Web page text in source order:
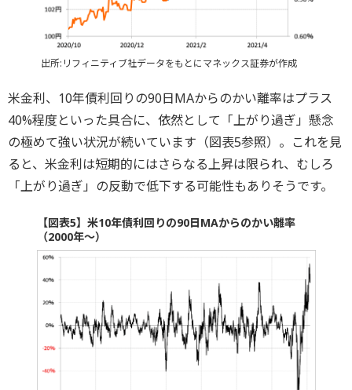
出所:リフィニティブ社データをもとにマネックス証券が作成
米金利、10年債利回りの90日MAからのかい離率はプラス
40%程度といった具合に、依然として「上がり過ぎ」懸念
の極めて強い状況が続いています（図表5参照）。これを見
ると、米金利は短期的にはさらなる上昇は限られ、むしろ
「上がり過ぎ」の反動で低下する可能性もありそうです。
【図表5】米10年債利回りの90日MAからのかい離率
（2000年～）